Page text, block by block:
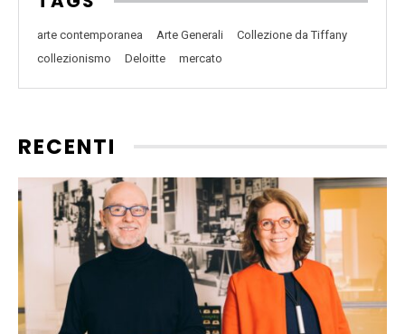
arte contemporanea Arte Generali
Collezione da Tiffany
collezionismo
Deloitte mercato
RECENTI